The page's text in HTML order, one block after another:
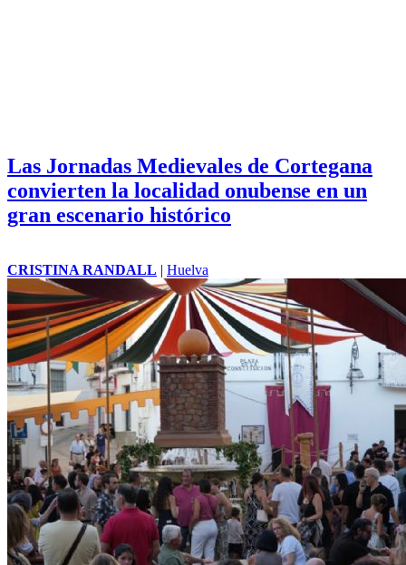
Las Jornadas Medievales de Cortegana
convierten la localidad onubense en un
gran escenario histórico
CRISTINA RANDALL | Huelva